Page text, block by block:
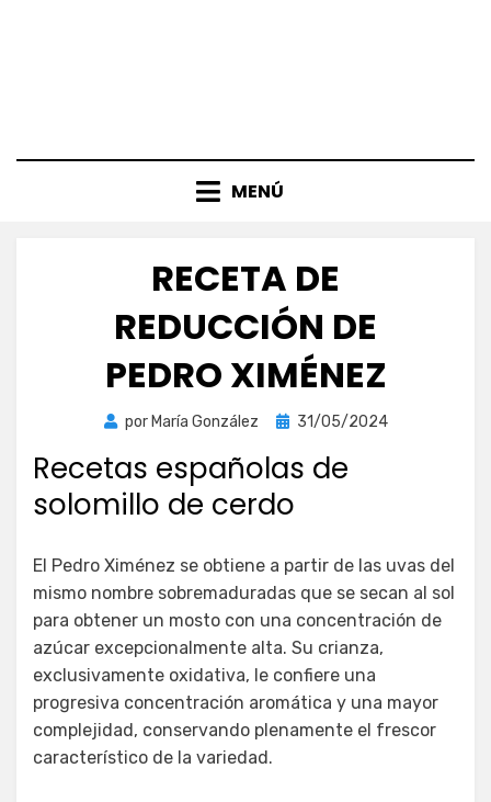
MENÚ
RECETA DE
REDUCCIÓN DE
PEDRO XIMÉNEZ
por María González
Publicada
31/05/2024
Recetas españolas de
solomillo de cerdo
El Pedro Ximénez se obtiene a partir de las uvas del
mismo nombre sobremaduradas que se secan al sol
para obtener un mosto con una concentración de
azúcar excepcionalmente alta. Su crianza,
exclusivamente oxidativa, le confiere una
progresiva concentración aromática y una mayor
complejidad, conservando plenamente el frescor
característico de la variedad.